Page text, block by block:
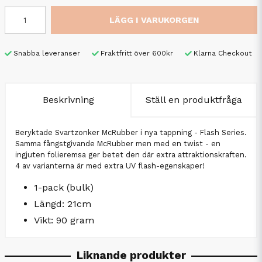
LÄGG I VARUKORGEN
Snabba leveranser Fraktfritt över 600kr Klarna Checkout
Beskrivning Ställ en produktfråga
Beryktade Svartzonker McRubber i nya tappning - Flash Series.
Samma fångstgivande McRubber men med en twist - en
ingjuten folieremsa ger betet den där extra attraktionskraften.
4 av varianterna är med extra UV flash-egenskaper!
1-pack (bulk)
Längd: 21cm
Vikt: 90 gram
Liknande produkter